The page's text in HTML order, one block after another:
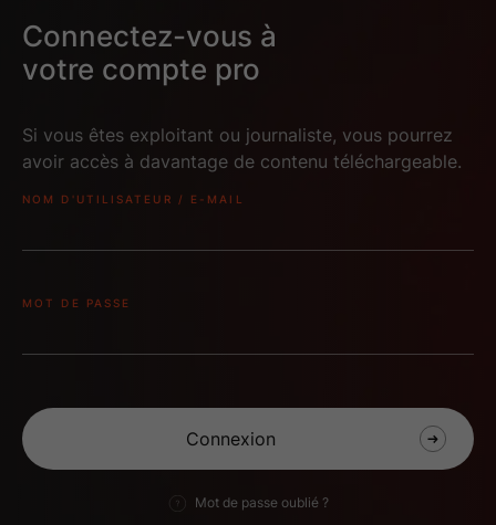
Ce contenu est verrouillé,
pour y accéder
Ce contenu est verrouillé,
connectez-vous
Connectez-vous à
votre compte pro
Si vous êtes exploitant ou journaliste, vous pourrez
avoir accès à davantage de contenu téléchargeable.
NOM D'UTILISATEUR / E-MAIL
MOT DE PASSE
Mot de passe oublié ?